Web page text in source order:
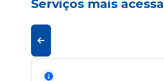
Serviços mais